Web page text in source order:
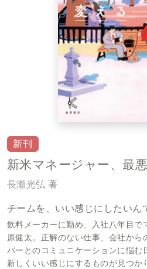
新刊
新米マネージャー、最
長瀬光弘 著
チームを、いい感じにしたいん
飲料メーカーに勤め、入社八年目で
原健太。正解のない仕事、会社から
バーとのコミュニケーションに悩む
新しくいい感じにするものが見つか